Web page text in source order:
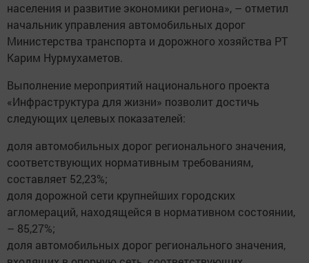
населения и развитие экономики региона», – отметил
начальник управления автомобильных дорог
Министерства транспорта и дорожного хозяйства РТ
Карим Нурмухаметов.
Выполнение мероприятий национального проекта
«Инфраструктура для жизни» позволит достичь
следующих целевых показателей:
доля автомобильных дорог регионального значения,
соответствующих нормативным требованиям,
составляет 52,23%;
доля дорожной сети крупнейших городских
агломераций, находящейся в нормативном состоянии,
– 85,27%;
доля автомобильных дорог регионального значения,